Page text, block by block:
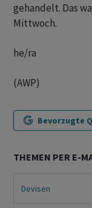
gehandelt. Das
Mittwoch.
he/ra
(AWP)
Bevorzugte
THEMEN PER E-
Devisen